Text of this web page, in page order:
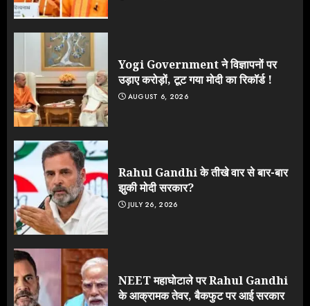
Yogi Government ने विज्ञापनों पर
उड़ाए करोड़ों, टूट गया मोदी का रिकॉर्ड !
AUGUST 6, 2026
Rahul Gandhi के तीखे वार से बार-बार
झुकी मोदी सरकार?
JULY 26, 2026
NEET महाघोटाले पर Rahul Gandhi
के आक्रामक तेवर, बैकफुट पर आई सरकार